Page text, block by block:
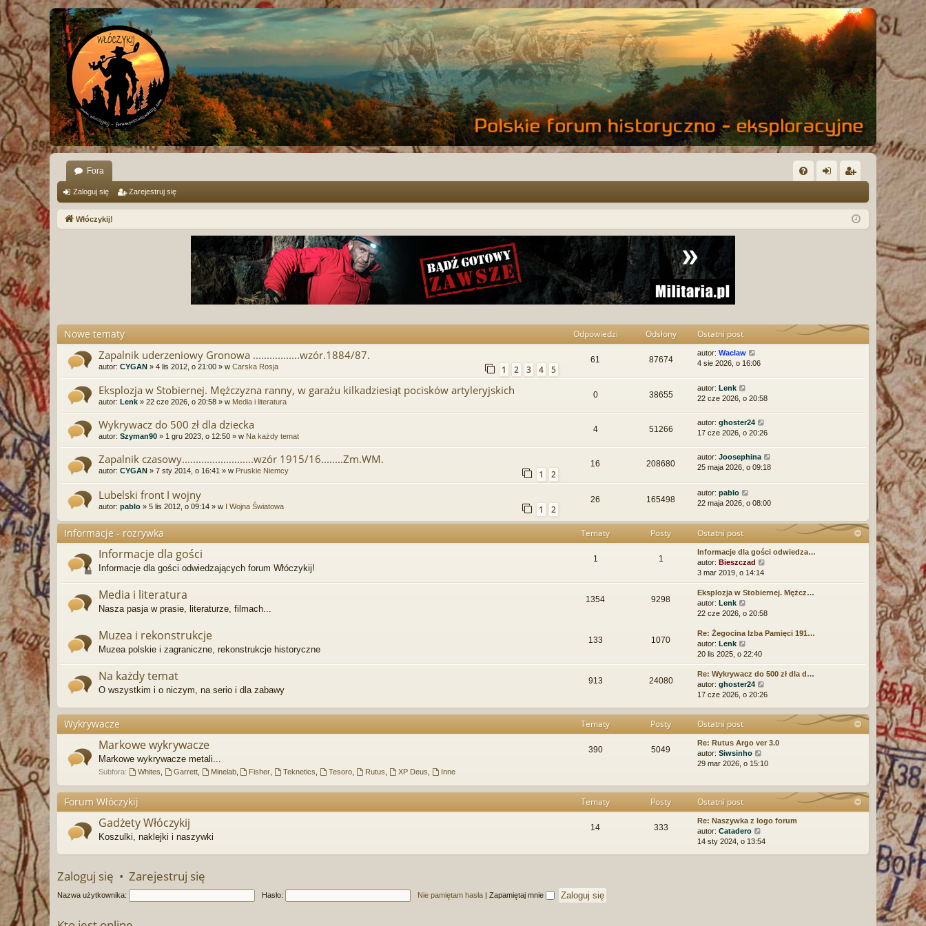
Fora
Q og ej
Zaloguj się Zarejestruj się
Włóczykij!
Nowe tematy Odpowiedzi Odsłony Ostatni post
Zapalnik uderzeniowy Gronowa .................wzór.1884/87.
1 2 3 4 5
autor: CYGAN » 4 lis 2012, o 21:00 » w Carska Rosja
61 87674
autor: Waclaw
4 sie 2026, o 16:06
Eksplozja w Stobiernej. Mężczyzna ranny, w garażu kilkadziesiąt pocisków artyleryjskich
autor: Lenk » 22 cze 2026, o 20:58 » w Media i literatura
0 38655
autor: Lenk
22 cze 2026, o 20:58
Wykrywacz do 500 zł dla dziecka
autor: Szyman90 » 1 gru 2023, o 12:50 » w Na każdy temat
4 51266
autor: ghoster24
17 cze 2026, o 20:26
Zapalnik czasowy..........................wzór 1915/16........Zm.WM.
1 2
autor: CYGAN » 7 sty 2014, o 16:41 » w Pruskie Niemcy
16 208680
autor: Joosephina
25 maja 2026, o 09:18
Lubelski front I wojny
1 2
autor: pablo » 5 lis 2012, o 09:14 » w I Wojna Światowa
26 165498
autor: pablo
22 maja 2026, o 08:00
Informacje - rozrywka Tematy Posty Ostatni post
Informacje dla gości
Informacje dla gości odwiedzających forum Włóczykij!
1 1
Informacje dla gości odwiedza…
autor: Bieszczad
ś
w
e
t
l
j
n
w
s
z
o
t
3 mar 2019, o 14:14
Media i literatura
Nasza pasja w prasie, literaturze, filmach...
1354 9298
Eksplozja w Stobiernej. Mężcz…
autor: Lenk
y
ś
w
e
t
l
n
a
n
w
s
z
y
o
22 cze 2026, o 20:58
Muzea i rekonstrukcje
Muzea polskie i zagraniczne, rekonstrukcje historyczne
133 1070
Re: Żegocina Izba Pamięci 191…
autor: Lenk
y
ś
w
i
e
l
a
j
n
o
s
p
o
s
20 lis 2025, o 22:40
Na każdy temat
O wszystkim i o niczym, na serio i dla zabawy
913 24080
Re: Wykrywacz do 500 zł dla d…
autor: ghoster24
y
w
e
t
n
j
w
17 cze 2026, o 20:26
Wykrywacze Tematy Posty Ostatni post
Markowe wykrywacze
Markowe wykrywacze metali...
Subfora: Whites Garrett, Minelab, Fisher Teknetics Tesoro Rutus XP Deus Inne
390 5049
Re: Rutus Argo ver 3.0
autor: Siwsinho
y
i
t
l
a
j
29 mar 2026, o 15:10
Forum Włóczykij Tematy Posty Ostatni post
Gadżety Włóczykij
Koszulki, naklejki i naszywki
14 333
Re: Naszywka z logo forum
autor: Catadero
y
14 sty 2024, o 13:54
Zaloguj się • Zarejestruj się
Nazwa użytkownika: Hasło: Nie pamiętam hasła | Zapamiętaj mnie